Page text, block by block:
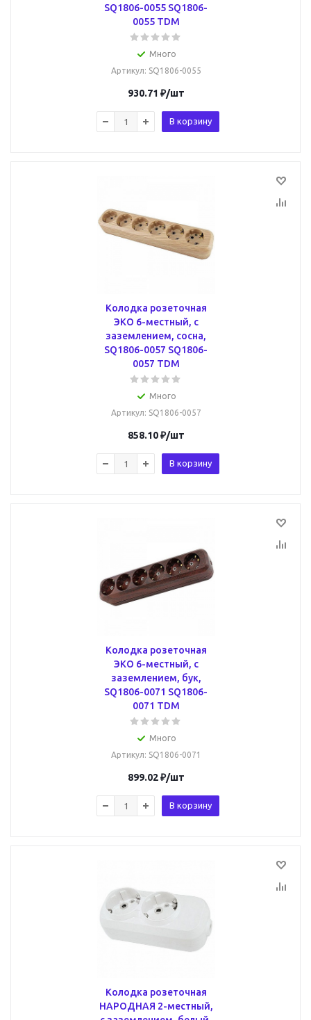
SQ1806-0055 SQ1806-
0055 TDM
Много
Артикул: SQ1806-0055
930.71 ₽/шт
В корзину
Колодка розеточная
ЭКО 6-местный, с
заземлением, сосна,
SQ1806-0057 SQ1806-
0057 TDM
Много
Артикул: SQ1806-0057
858.10₽/шт
В корзину
Колодка розеточная
ЭКО 6-местный, с
заземлением, бук,
SQ1806-0071 SQ1806-
0071 TDM
Много
Артикул: SQ1806-0071
899.02₽/шт
В корзину
Колодка розеточная
НАРОДНАЯ 2-местный,